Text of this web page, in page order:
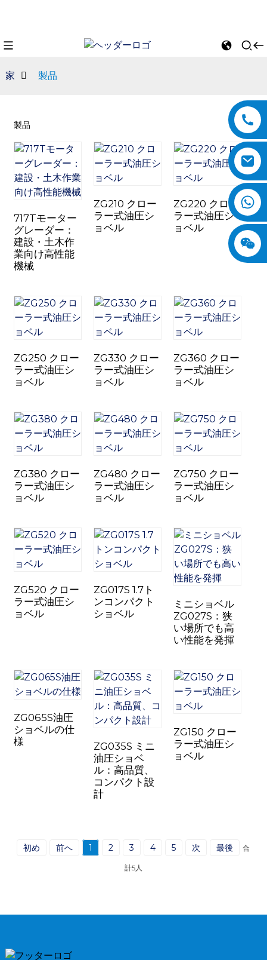
家 製品
製品
717Tモーター
グレーダー：
建設・土木作
業向け高性能
機械
ZG210 クロー
ラー式油圧シ
ョベル
ZG220 クロー
ラー式油圧シ
ョベル
ZG250 クロー
ラー式油圧シ
ョベル
ZG330 クロー
ラー式油圧シ
ョベル
ZG360 クロー
ラー式油圧シ
ョベル
ZG380 クロー
ラー式油圧シ
ョベル
ZG480 クロー
ラー式油圧シ
ョベル
ZG750 クロー
ラー式油圧シ
ョベル
ZG520 クロー
ラー式油圧シ
ョベル
ZG017S 1.7ト
ンコンパクト
ショベル
ミニショベル
ZG027S：狭
い場所でも高
い性能を発揮
ZG065S油圧
ショベルの仕
様
ZG035S ミニ
油圧ショベ
ル：高品質、
コンパクト設
計
ZG150 クロー
ラー式油圧シ
ョベル
初め 前へ 1 2 3 4 5 次 最後 合
計5人